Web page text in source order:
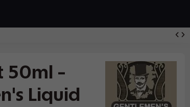
50ml -
Liquid